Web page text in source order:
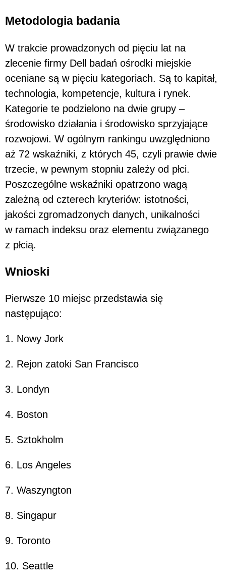
Metodologia badania
W trakcie prowadzonych od pięciu lat na
zlecenie firmy Dell badań ośrodki miejskie
oceniane są w pięciu kategoriach. Są to kapitał,
technologia, kompetencje, kultura i rynek.
Kategorie te podzielono na dwie grupy –
środowisko działania i środowisko sprzyjające
rozwojowi. W ogólnym rankingu uwzględniono
aż 72 wskaźniki, z których 45, czyli prawie dwie
trzecie, w pewnym stopniu zależy od płci.
Poszczególne wskaźniki opatrzono wagą
zależną od czterech kryteriów: istotności,
jakości zgromadzonych danych, unikalności
w ramach indeksu oraz elementu związanego
z płcią.
Wnioski
Pierwsze 10 miejsc przedstawia się
następująco:
1. Nowy Jork
2. Rejon zatoki San Francisco
3. Londyn
4. Boston
5. Sztokholm
6. Los Angeles
7. Waszyngton
8. Singapur
9. Toronto
10. Seattle